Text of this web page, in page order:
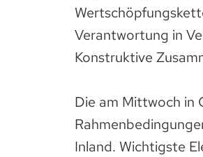
Verantwortung in
Konstruktive
Die am Mittwoch in
Inland. Wichtigste